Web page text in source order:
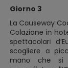
Giorno 3
La Causeway
Colazione in
spettacolari
scogliere a
mano che si